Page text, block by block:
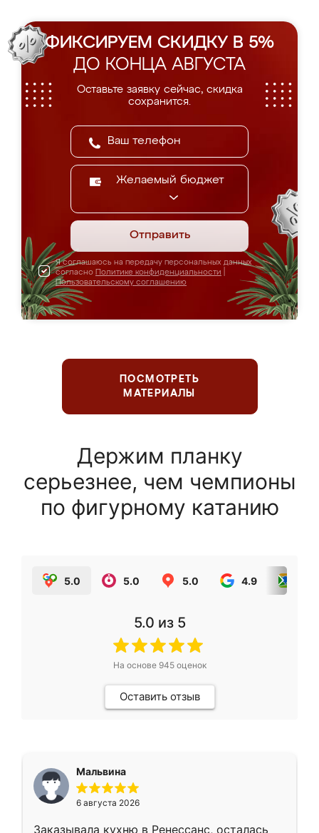
ФИКСИРУЕМ СКИДКУ В 5%
ДО КОНЦА АВГУСТА
Оставьте заявку сейчас, скидка
сохранится.
Желаемый бюджет
Отправить
Я соглашаюсь на передачу персональных данных
согласно Политике конфиденциальности
Пользовательскому соглашению
ПОСМОТРЕТЬ
МАТЕРИАЛЫ
Держим планку
серьезнее, чем чемпионы
по фигурному катанию
5.0 5.0 5.0 4.9
5.0 из 5
На основе 945оценок
Оставить отзыв
Мальвина
6 августа 2026
Заказывала кухню в Ренессанс, осталась